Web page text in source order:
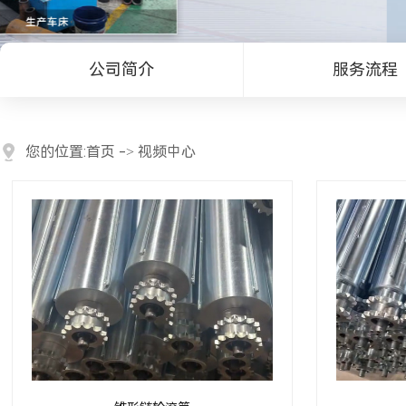
公司简介 服务流程
您的位置:首页 -> 视频中心